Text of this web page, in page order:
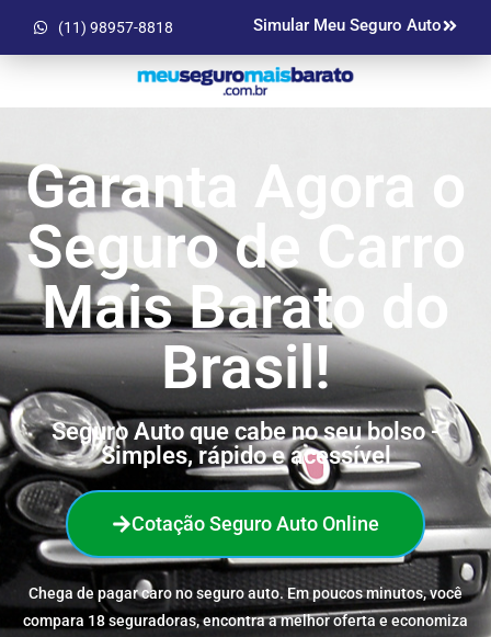
(11) 98957-8818 Simular Meu Seguro Auto
Garanta Agora o
Seguro de Carro
Mais Barato do
Brasil!
Seguro Auto que cabe no seu bolso -
Simples, rápido e acessível
Cotação Seguro Auto Online
Chega de pagar caro no seguro auto. Em poucos minutos, você
compara 18 seguradoras, encontra a melhor oferta e economiza